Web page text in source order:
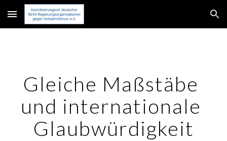
Skip to main content Skip to navigation
Gleiche Maßstäbe
und internationale
Glaubwürdigkeit